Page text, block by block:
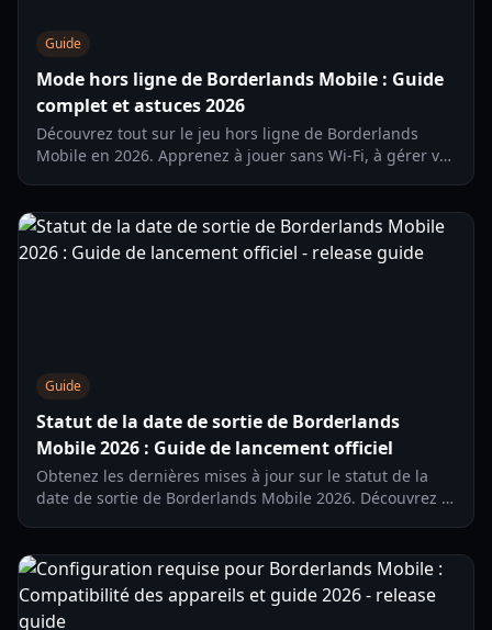
Guide
Mode hors ligne de Borderlands Mobile : Guide
complet et astuces 2026
Découvrez tout sur le jeu hors ligne de Borderlands
Mobile en 2026. Apprenez à jouer sans Wi-Fi, à gérer vos
Guide
Statut de la date de sortie de Borderlands
Mobile 2026 : Guide de lancement officiel
Obtenez les dernières mises à jour sur le statut de la
date de sortie de Borderlands Mobile 2026. Découvrez le